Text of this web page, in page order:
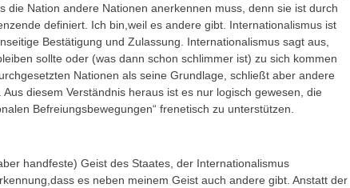
die Nation andere Nationen anerkennen muss, denn sie ist durch
definiert. Ich bin,weil es andere gibt. Internationalismus ist
Bestätigung und Zulassung. Internationalismus sagt aus,
sollte oder (was dann schon schlimmer ist) zu sich kommen
Nationen als seine Grundlage, schließt aber andere
diesem Verständnis heraus ist es nur logisch gewesen, die
Befreiungsbewegungen“ frenetisch zu unterstützen.
handfeste) Geist des Staates, der Internationalismus
es neben meinem Geist auch andere gibt. Anstatt der